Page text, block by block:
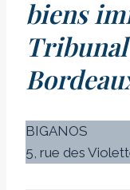
biens
BIGANOS
5, rue des